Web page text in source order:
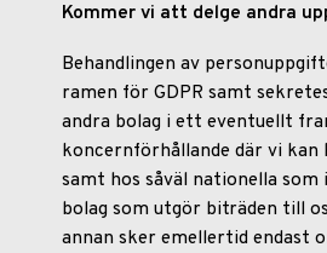
Kommer vi att delge andra
Behandlingen av
ramen för GDPR samt
andra bolag i ett eventuellt
koncernförhållande där vi kan
samt hos såväl nationella
bolag som utgör biträden till
annan sker emellertid endast